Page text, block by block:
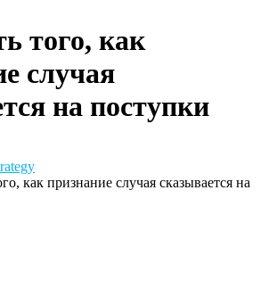
того, как
случая
на поступки
как признание случая сказывается на